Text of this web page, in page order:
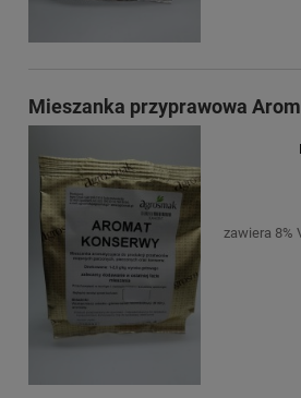
Mieszanka przyprawowa
zawiera 8%